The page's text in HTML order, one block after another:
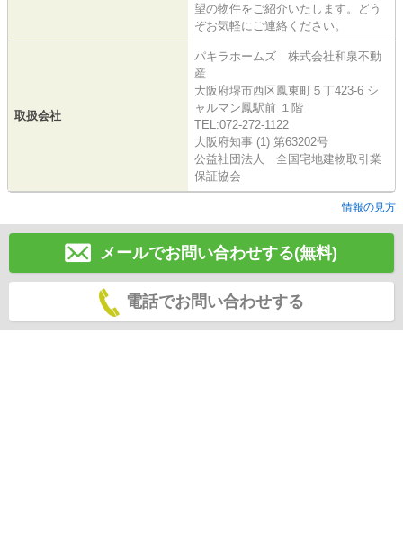
望の物件をご紹介いたします。どう
ぞお気軽にご連絡ください。
取扱会社
パキラホームズ 株式会社和泉不動
産
大阪府堺市西区鳳東町５丁423-6 シ
ャルマン鳳駅前 １階
TEL:072-272-1122
大阪府知事 (1) 第63202号
公益社団法人 全国宅地建物取引業
保証協会
情報の見方
メールでお問い合わせする(無料)
電話でお問い合わせする